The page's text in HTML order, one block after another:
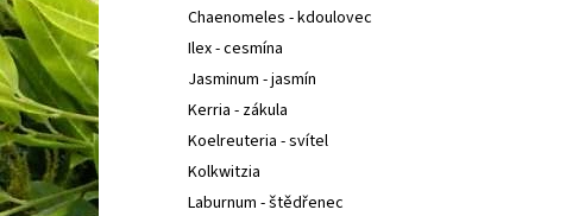
Chaenomeles - kdoulovec
Ilex - cesmína
Jasminum - jasmín
Kerria - zákula
Koelreuteria - svítel
Kolkwitzia
Laburnum - štědřenec